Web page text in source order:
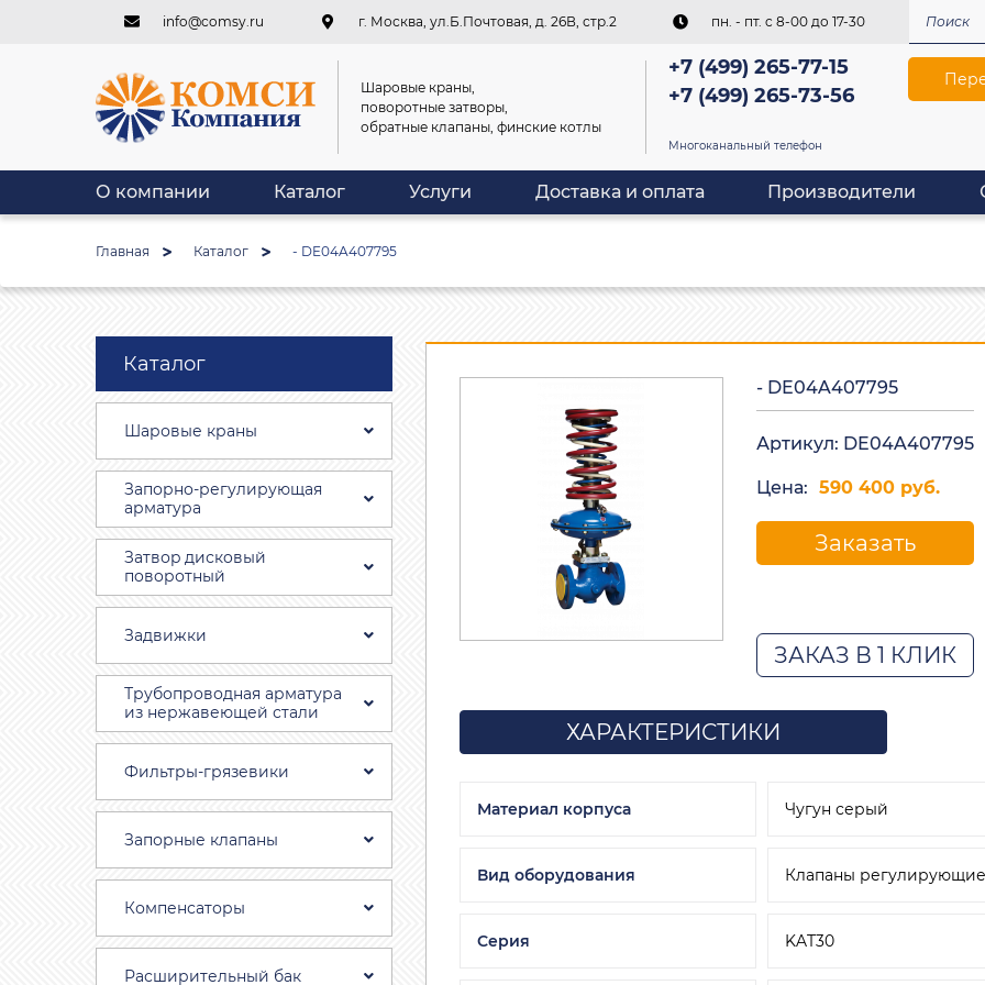
info@comsy.ru г. Москва, ул.Б.Почтовая, д. 26В, стр.2 пн. - пт. c 8-00 до 17-30
Шаровые краны,
поворотные затворы,
обратные клапаны, финские котлы
+7 (499) 265-77-15
+7 (499) 265-73-56
Многоканальный телефон
О компании Каталог Услуги Доставка и оплата Производители
Главная Каталог - DE04A407795
- DE04A407795
Артикул: DE04A407795
Цена: 590 400 руб.
Заказать
ЗАКАЗ В 1 КЛИК
ХАРАКТЕРИСТИКИ
Материал корпуса Чугун серый
Вид оборудования Клапаны регулирующие
Серия KAT30
Каталог
Шаровые краны
Запорно-регулирующая
арматура
Затвоp дискoвый
пoвoротный
Задвижки
Трубопроводная aрматура
из нержавеющей стали
Фильтры-грязевики
Запорные клапаны
Компенсаторы
Расширительный бак